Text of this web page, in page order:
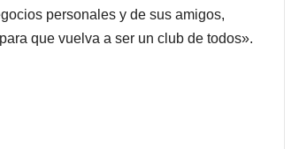
personales y de sus amigos,
que vuelva a ser un club de todos».